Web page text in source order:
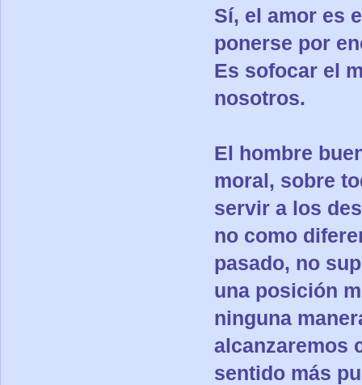
Sí, el amor es
ponerse por
Es sofocar el
nosotros.
El hombre
moral, sobre
servir a los
no como
pasado, no
una posición
ninguna
alcanzaremos
sentido más